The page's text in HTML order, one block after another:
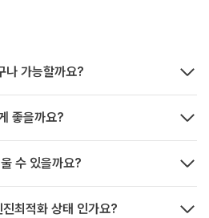
나 가능할까요?
좋을까요?
수 있을까요?
최적화 상태 인가요?